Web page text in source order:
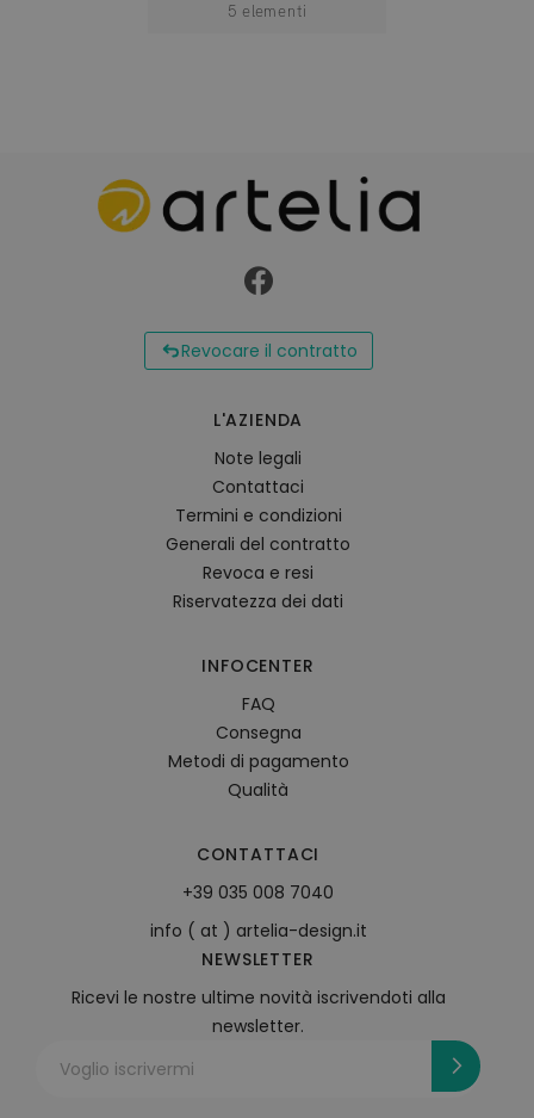
5 elementi
Revocare il contratto
L'AZIENDA
Note legali
Contattaci
Termini e condizioni
Generali del contratto
Revoca e resi
Riservatezza dei dati
INFOCENTER
FAQ
Consegna
Metodi di pagamento
Qualità
CONTATTACI
+39 035 008 7040
info ( at ) artelia-design.it
NEWSLETTER
Ricevi le nostre ultime novità iscrivendoti alla
newsletter.
Voglio iscrivermi